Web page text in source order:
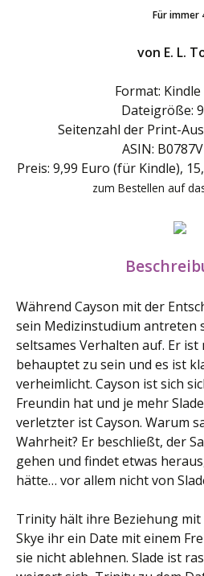
Für immer
von E. L.
Format:
Dateigröße:
Seitenzahl der Print-
ASIN:
Preis: 9,99 Euro (für Kindle),
zum Bestellen auf
Während Cayson mit der
sein Medizinstudium antreten
seltsames Verhalten auf. Er
behauptet zu sein und es ist
verheimlicht. Cayson ist sich
Freundin hat und je mehr
verletzter ist Cayson. Warum
Wahrheit? Er beschließt, der
gehen und findet etwas
hätte… vor allem nicht von
Trinity hält ihre Beziehung mit
Skye ihr ein Date mit einem
sie nicht ablehnen. Slade ist